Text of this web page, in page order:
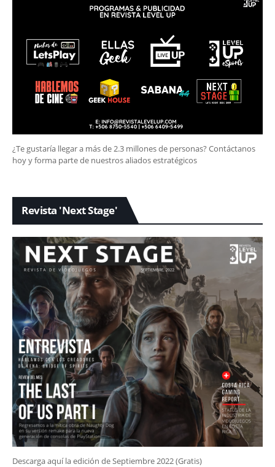
¿Te gustaría llegar a más de 2.3 millones de personas? Contáctanos
hoy y forma parte de nuestros aliados estratégicos
Revista 'Next Stage'
Descarga aquí la edición de Septiembre 2022 (Gratis)